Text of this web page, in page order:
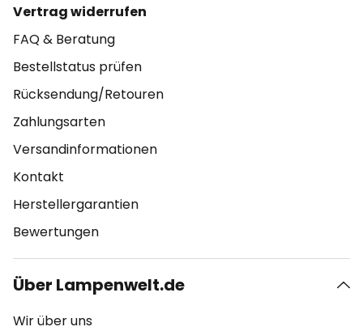
Vertrag widerrufen
FAQ & Beratung
Bestellstatus prüfen
Rücksendung/Retouren
Zahlungsarten
Versandinformationen
Kontakt
Herstellergarantien
Bewertungen
Über Lampenwelt.de
Wir über uns